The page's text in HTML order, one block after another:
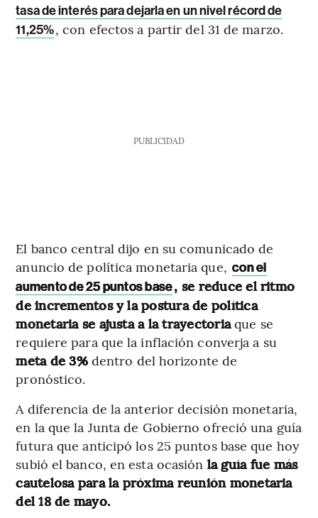
tasa de interés para dejarla en un nivel récord de
11,25%, con efectos a partir del 31 de marzo.
PUBLICIDAD
El banco central dijo en su comunicado de
anuncio de política monetaria que, con el
aumento de 25 puntos base, se reduce el ritmo
de incrementos y la postura de política
monetaria se ajusta a la trayectoriaque se
requiere para que la inflación converja a su
meta de 3%dentro del horizonte de
pronóstico.
A diferencia de la anterior decisión monetaria,
en la que la Junta de Gobierno ofreció una guía
futura que anticipó los 25 puntos base que hoy
subió el banco, en esta ocasión la guía fue más
cautelosa para la próxima reunión monetaria
del 18 de mayo.